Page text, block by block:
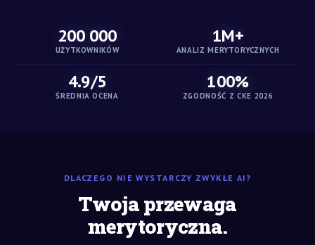
200 000
UŻYTKOWNIKÓW
1M+
ANALIZ MERYTORYCZNYCH
4.9/5
ŚREDNIA OCENA
100%
ZGODNOŚĆ Z CKE 2026
DLACZEGO NIE WYSTARCZY ZWYKŁE AI?
Twoja przewaga
merytoryczna.